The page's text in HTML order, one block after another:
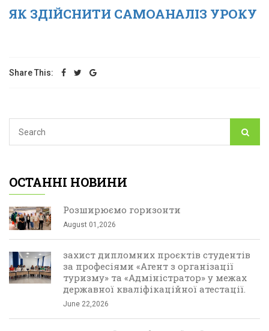
ЯК ЗДІЙСНИТИ САМОАНАЛІЗ УРОКУ
Share This:
ОСТАННІ НОВИНИ
Розширюємо горизонти
August 01,2026
захист дипломних проєктів студентів
за професіями «Агент з організації
туризму» та «Адміністратор» у межах
державної кваліфікаційної атестації.
June 22,2026